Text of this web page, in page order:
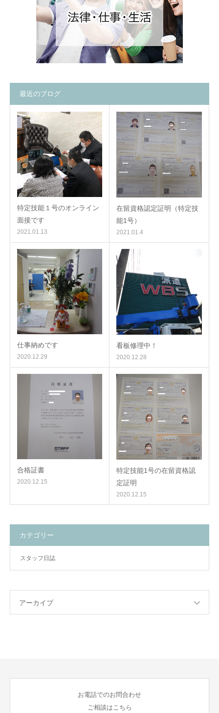
最近のブログ
特定技能１号のオンライン
面接です
2021.01.13
在留資格認定証明（特定技
能1号）
2021.01.4
仕事納めです
2020.12.29
看板修理中！
2020.12.28
合格証書
2020.12.15
特定技能1号の在留資格認
定証明
2020.12.15
カテゴリー
スタッフ日誌
アーカイブ
お電話でのお問合わせ
ご相談はこちら